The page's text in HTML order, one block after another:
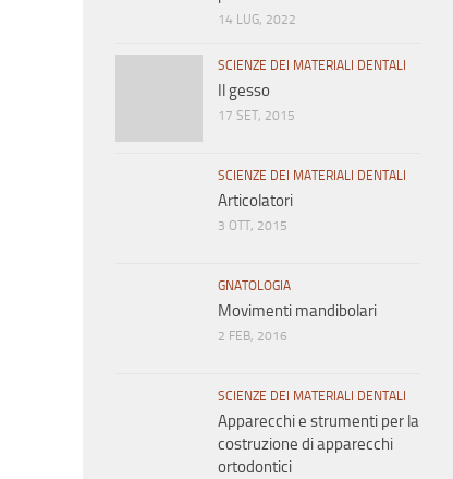
14 LUG, 2022
SCIENZE DEI MATERIALI DENTALI
Il gesso
17 SET, 2015
SCIENZE DEI MATERIALI DENTALI
Articolatori
3 OTT, 2015
GNATOLOGIA
Movimenti mandibolari
2 FEB, 2016
SCIENZE DEI MATERIALI DENTALI
Apparecchi e strumenti per la
costruzione di apparecchi
ortodontici